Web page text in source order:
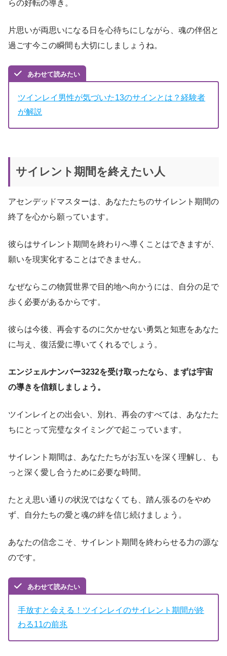
らの好転の導き。
片思いが両思いになる日を心待ちにしながら、魂の伴侶と
過ごす今この瞬間も大切にしましょうね。
あわせて読みたい
ツインレイ男性が気づいた13のサインとは？経験者
が解説
サイレント期間を終えたい人
アセンデッドマスターは、あなたたちのサイレント期間の
終了を心から願っています。
彼らはサイレント期間を終わりへ導くことはできますが、
願いを現実化することはできません。
なぜならこの物質世界で目的地へ向かうには、自分の足で
歩く必要があるからです。
彼らは今後、再会するのに欠かせない勇気と知恵をあなた
に与え、復活愛に導いてくれるでしょう。
エンジェルナンバー3232を受け取ったなら、まずは宇宙
の導きを信頼しましょう。
ツインレイとの出会い、別れ、再会のすべては、あなたた
ちにとって完璧なタイミングで起こっています。
サイレント期間は、あなたたちがお互いを深く理解し、も
っと深く愛し合うために必要な時間。
たとえ思い通りの状況ではなくても、踏ん張るのをやめ
ず、自分たちの愛と魂の絆を信じ続けましょう。
あなたの信念こそ、サイレント期間を終わらせる力の源な
のです。
あわせて読みたい
手放すと会える！ツインレイのサイレント期間が終
わる11の前兆